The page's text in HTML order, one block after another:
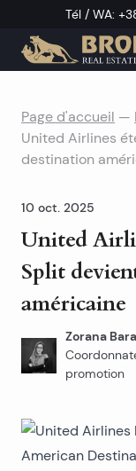
Tél / WA:
Page d'accueil —
United Airlines
destination
10 oct. 2025
United
Split
américaine
Zorana
promotion